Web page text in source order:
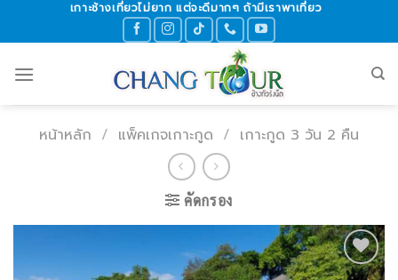
เกาะช้างเที่ยวไม่ยาก แต่จะดีมากๆ ถ้ามีเราพาเที่ยว
หน้าหลัก / แพ็คเกจเกาะกูด / เกาะกูด 3 วัน 2 คืน
คัดกรอง